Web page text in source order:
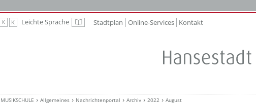
K K Leichte Sprache Leichte Sprache
Stadtplan Online-Services Kontakt
MUSIKSCHULE Allgemeines Nachrichtenportal Archiv 2022 August